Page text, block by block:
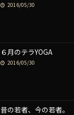
2016/05/30
６月のテラYOGA
2016/05/30
昔の若者、今の若者。